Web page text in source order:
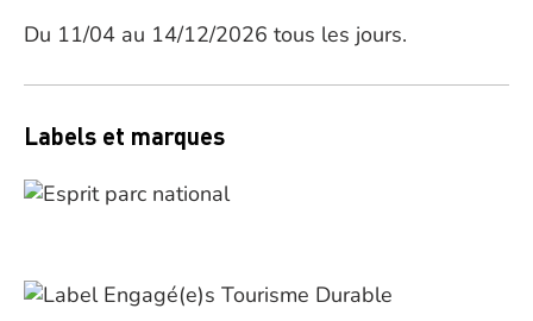
Du 11/04 au 14/12/2026 tous les jours.
Labels et marques